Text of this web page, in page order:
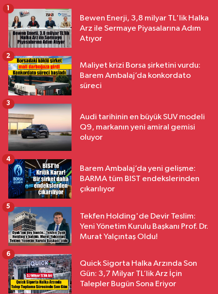
Bewen Enerji, 3,8 milyar TL'lik Halka
Arz ile Sermaye Piyasalarına Adım
Atıyor
1
Maliyet krizi Borsa şirketini vurdu:
Barem Ambalaj’da konkordato
süreci
2
Audi tarihinin en büyük SUV modeli
Q9, markanın yeni amiral gemisi
oluyor
3
Barem Ambalaj’da yeni gelişme:
BARMA tüm BIST endekslerinden
çıkarılıyor
4
Tekfen Holding'de Devir Teslim:
Yeni Yönetim Kurulu Başkanı Prof. Dr.
Murat Yalçıntaş Oldu!
5
Quick Sigorta Halka Arzında Son
Gün: 3,7 Milyar TL’lik Arz İçin
Talepler Bugün Sona Eriyor
6